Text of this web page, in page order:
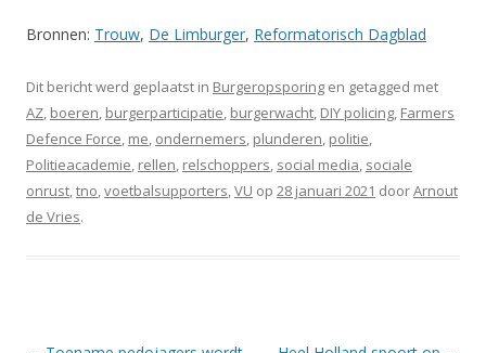
Bronnen: Trouw, De Limburger, Reformatorisch Dagblad
Dit bericht werd geplaatst in Burgeropsporing en getagged met
AZ, boeren, burgerparticipatie, burgerwacht, DIY policing, Farmers
Defence Force, me, ondernemers, plunderen, politie,
Politieacademie, rellen, relschoppers, social media, sociale
onrust,tno,voetbalsupporters,VU op 28 januari 2021 doorArnout
de Vries.